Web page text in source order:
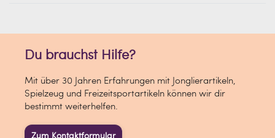
Du brauchst Hilfe?
Mit über 30 Jahren Erfahrungen mit Jonglierartikeln,
Spielzeug und Freizeitsportartikeln können wir dir
bestimmt weiterhelfen.
Zum Kontaktformular